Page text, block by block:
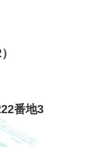
番地3